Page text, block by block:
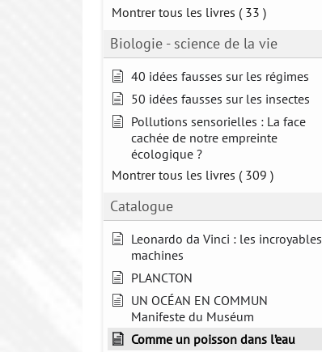
Montrer tous les livres ( 33 )
Biologie - science de la vie
40 idées fausses sur les régimes
50 idées fausses sur les insectes
Pollutions sensorielles : La face
cachée de notre empreinte
écologique ?
Montrer tous les livres ( 309 )
Catalogue
Leonardo da Vinci : les incroyables
machines
PLANCTON
UN OCÉAN EN COMMUN
Manifeste du Muséum
Comme un poisson dans l’eau